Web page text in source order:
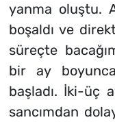
yanma oluştu.
boşaldı ve
süreçte
bir ay
başladı. İki-üç
sancımdan